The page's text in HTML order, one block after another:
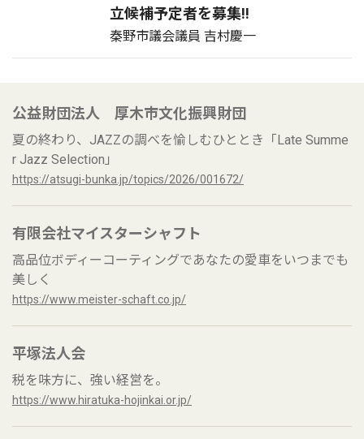
立候補予定者を募集‼
秦野市議会議員 吉村慶一
公益財団法人 厚木市文化振興財団
夏の終わり、JAZZの調べを愉しむひととき「Late Summe
r Jazz Selection」
https://atsugi-bunka.jp/topics/2026/001672/
有限会社マイスターシャフト
高品位ボディーコーティングであなたの愛車をいつまでも
美しく
https://www.meister-schaft.co.jp/
平塚法人会
税を味方に、強い経営を。
https://www.hiratuka-hojinkai.or.jp/